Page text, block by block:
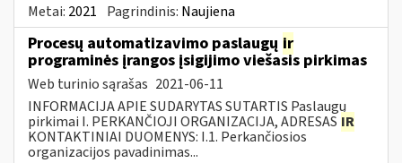
Metai: 2021 Pagrindinis: Naujiena
Procesų automatizavimo paslaugų ir
programinės įrangos įsigijimo viešasis pirkimas
Web turinio sąrašas 2021-06-11
INFORMACIJA APIE SUDARYTAS SUTARTIS Paslaugų
pirkimai I. PERKANČIOJI ORGANIZACIJA, ADRESAS IR
KONTAKTINIAI DUOMENYS: I.1. Perkančiosios
organizacijos pavadinimas...